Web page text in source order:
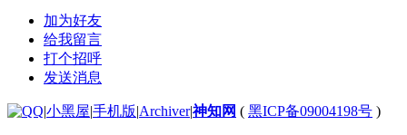
加为好友
给我留言
打个招呼
发送消息
|小黑屋|手机版|Archiver|神知网 ( 黑ICP备09004198号 )